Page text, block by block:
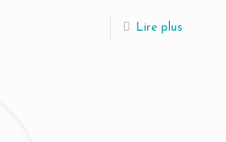
Lire plus